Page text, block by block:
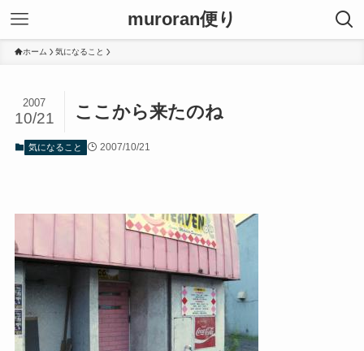
muroran便り
ホーム 気になること
ここから来たのね
2007
10/21
気になること 2007/10/21